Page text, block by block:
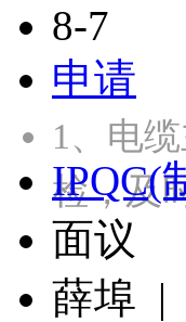
8-7
申请
1、电
检，及
IPQC(
面议
薛埠 |